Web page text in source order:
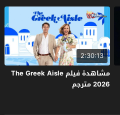
2:30:13
مشاهدة فيلم The Greek Aisle
2026 مترجم